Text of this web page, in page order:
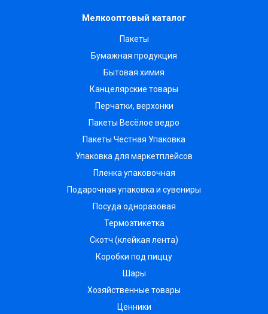
Мелкооптовый каталог
Пакеты
Бумажная продукция
Бытовая химия
Канцелярские товары
Перчатки, верхонки
Пакеты Весёлое ведро
Пакеты Честная Упаковка
Упаковка для маркетплейсов
Пленка упаковочная
Подарочная упаковка и сувениры
Посуда одноразовая
Термоэтикетка
Скотч (клейкая лента)
Коробки под пиццу
Шары
Хозяйственные товары
Ценники